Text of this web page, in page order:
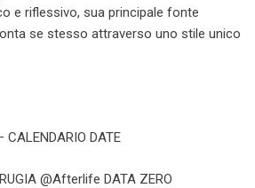
e riflessivo, sua principale fonte
se stesso attraverso uno stile unico
CALENDARIO DATE
@Afterlife DATA ZERO